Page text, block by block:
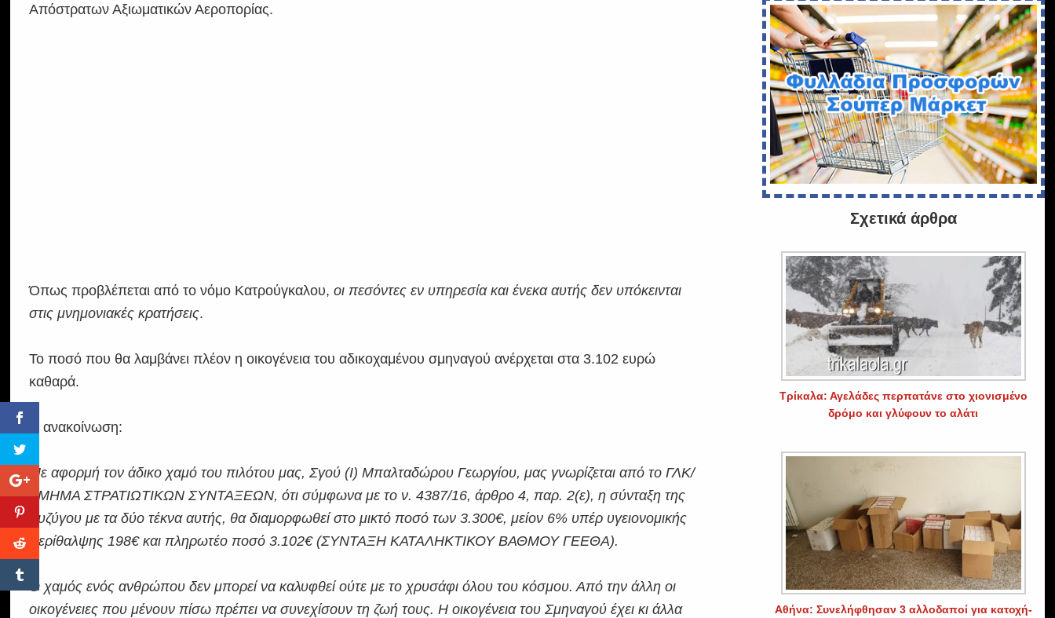
Απόστρατων Αξιωματικών Αεροπορίας.
Όπως προβλέπεται από το νόμο Κατρούγκαλου,οι πεσόντες εν υπηρεσία και ένεκα αυτής δεν υπόκεινται
στις μνημονιακές κρατήσεις.
Το ποσό που θα λαμβάνει πλέον η οικογένεια του αδικοχαμένου σμηναγού ανέρχεται στα 3.102 ευρώ
καθαρά.
Η ανακοίνωση:
Με αφορμή τον άδικο χαμό του πιλότου μας, Σγού (Ι) Μπαλταδώρου Γεωργίου, μας γνωρίζεται από το ΓΛΚ/
ΤΜΗΜΑ ΣΤΡΑΤΙΩΤΙΚΩΝ ΣΥΝΤΑΞΕΩΝ, ότι σύμφωνα με το ν. 4387/16, άρθρο 4, παρ. 2(ε), η σύνταξη της
συζύγου με τα δύο τέκνα αυτής, θα διαμορφωθεί στο μικτό ποσό των 3.300€, μείον 6% υπέρ υγειονομικής
περίθαλψης 198€ και πληρωτέο ποσό 3.102€ (ΣΥΝΤΑΞΗ ΚΑΤΑΛΗΚΤΙΚΟΥ ΒΑΘΜΟΥ ΓΕΕΘΑ).
Ο χαμός ενός ανθρώπου δεν μπορεί να καλυφθεί ούτε με το χρυσάφι όλου του κόσμου. Από την άλλη οι
οικογένειες που μένουν πίσω πρέπει να συνεχίσουν τη ζωή τους. Η οικογένεια του Σμηναγού έχει κι άλλα
Σχετικά άρθρα
Τρίκαλα: Αγελάδες περπατάνε στο χιονισμένο
δρόμο και γλύφουν το αλάτι
Αθήνα: Συνελήφθησαν 3 αλλοδαποί για κατοχή-